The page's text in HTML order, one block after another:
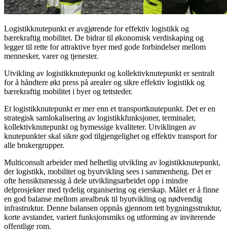
Logistikknutepunkt er avgjørende for effektiv logistikk og
bærekraftig mobilitet. De bidrar til økonomisk verdiskaping og
legger til rette for attraktive byer med gode forbindelser mellom
mennesker, varer og tjenester.
Utvikling av logistikknutepunkt og kollektivknutepunkt er sentralt
for å håndtere økt press på arealer og sikre effektiv logistikk og
bærekraftig mobilitet i byer og tettsteder.
Et logistikknutepunkt er mer enn et transportknutepunkt. Det er en
strategisk samlokalisering av logistikkfunksjoner, terminaler,
kollektivknutepunkt og bymessige kvaliteter. Utviklingen av
knutepunkter skal sikre god tilgjengelighet og effektiv transport for
alle brukergrupper.
Multiconsult arbeider med helhetlig utvikling av logistikknutepunkt,
der logistikk, mobilitet og byutvikling sees i sammenheng. Det er
ofte hensiktsmessig å dele utviklingsarbeidet opp i mindre
delprosjekter med tydelig organisering og eierskap. Målet er å finne
en god balanse mellom arealbruk til byutvikling og nødvendig
infrastruktur. Denne balansen oppnås gjennom tett bygningsstruktur,
korte avstander, variert funksjonsmiks og utforming av inviterende
offentlige rom.